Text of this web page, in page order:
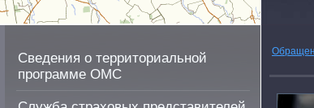
Сведения о территориальной
программе ОМС